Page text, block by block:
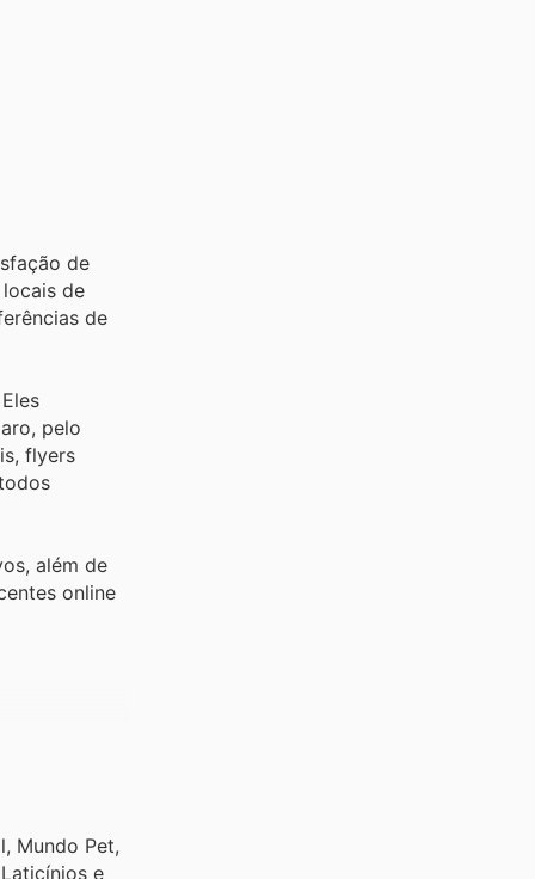
de
de
de
pelo
flyers
além de
online
Mundo Pet,
e